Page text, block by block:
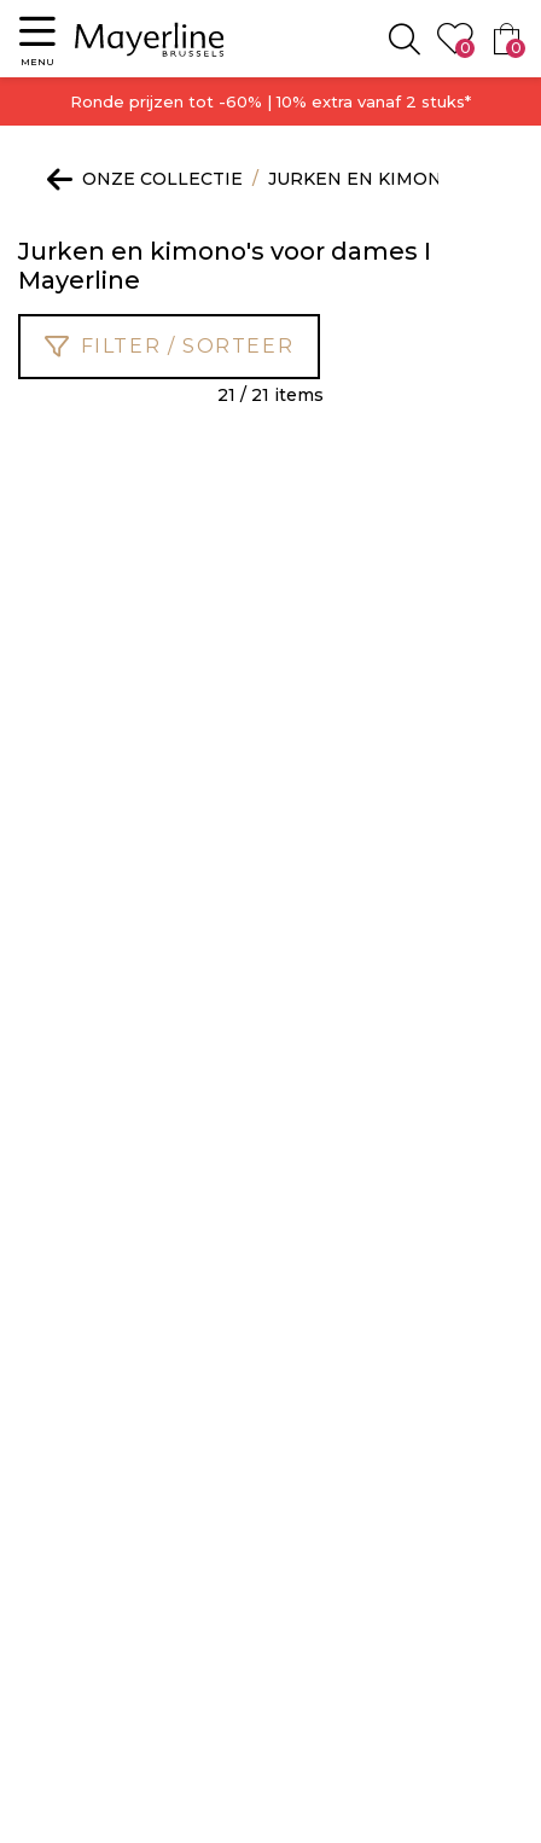
Menu
MENU Zoeken
0 0
Ronde prijzen tot -60% | 10% extra vanaf 2 stuks*
ONZE COLLECTIE JURKEN EN KIMONO'S
Jurken en kimono's voor dames I
Mayerline
FILTER / SORTEER
21 / 21 items